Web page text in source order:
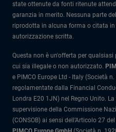
state ottenute da fonti ritenute
garanzia in merito. Nessuna parte
riprodotta in alcuna forma o citata
autorizzazione scritta.
Questa non è un'offerta per
cui sia illegale o non autorizzato.
e PIMCO Europe Ltd - Italy (Società
regolamentate dalla Financial
Londra E20 1JN) nel Regno Unito.
supervisione della Commissione
(CONSOB) ai sensi dell’Articolo 27